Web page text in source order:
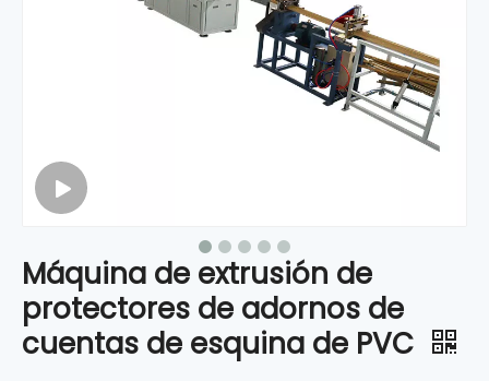
Máquina de extrusión de
protectores de adornos de
cuentas de esquina de PVC